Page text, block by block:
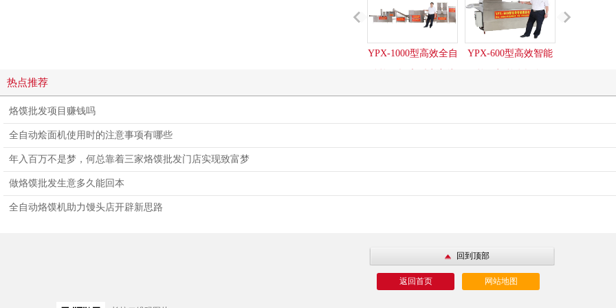
YPX-1000型高效全自
YPX-600型高效智能
热点推荐
烙馍批发项目赚钱吗
全自动烩面机使用时的注意事项有哪些
年入百万不是梦，何总靠着三家烙馍批发门店实现致富梦
做烙馍批发生意多久能回本
全自动烙馍机助力馒头店开辟新思路
回到顶部
返回首页 网站地图